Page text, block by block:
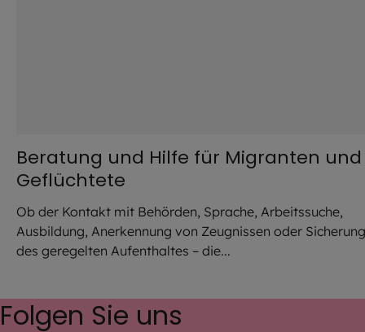
Beratung und Hilfe für Migranten und
Geflüchtete
Ob der Kontakt mit Behörden, Sprache, Arbeitssuche,
Ausbildung, Anerkennung von Zeugnissen oder Sicherung
des geregelten Aufenthaltes – die...
Folgen Sie uns